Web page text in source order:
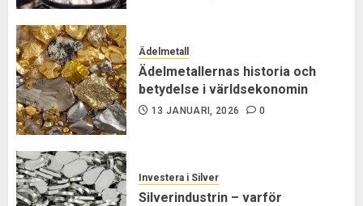
Ädelmetall
Ädelmetallernas historia och
betydelse i världsekonomin
13 JANUARI, 2026 0
Investera i Silver
Silverindustrin – varför